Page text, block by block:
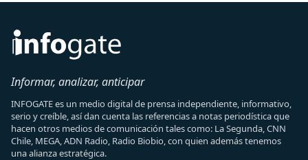
Informar, analizar, anticipar
INFOGATE es un medio digital de prensa independiente, informativo,
serio y creíble, así dan cuenta las referencias a notas periodística que
hacen otros medios de comunicación tales como: La Segunda, CNN
Chile, MEGA, ADN Radio, Radio Biobio, con quien además tenemos
una alianza estratégica.